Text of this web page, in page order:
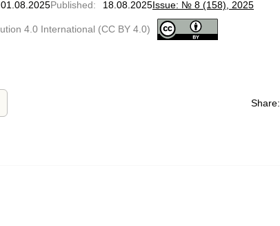
01.08.2025Published: 18.08.2025Issue: № 8 (158), 2025
4.0 International (CC BY 4.0)
Share: